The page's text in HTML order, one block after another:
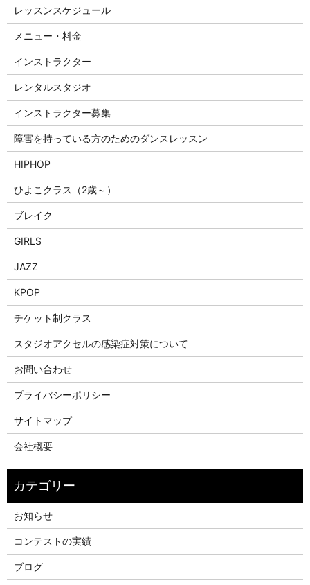
レッスンスケジュール
メニュー・料金
インストラクター
レンタルスタジオ
インストラクター募集
障害を持っている方のためのダンスレッスン
HIPHOP
ひよこクラス（2歳～）
ブレイク
GIRLS
JAZZ
KPOP
チケット制クラス
スタジオアクセルの感染症対策について
お問い合わせ
プライバシーポリシー
サイトマップ
会社概要
お知らせ
コンテストの実績
ブログ